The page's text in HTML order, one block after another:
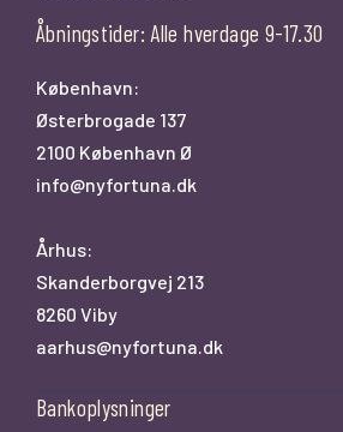
Åbningstider: Alle hverdage 9-17.30
København:
Østerbrogade 137
2100 København Ø
info@nyfortuna.dk
Århus:
Skanderborgvej 213
8260 Viby
aarhus@nyfortuna.dk
Bankoplysninger